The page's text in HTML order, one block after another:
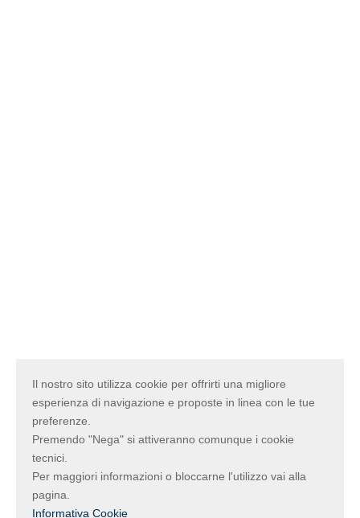
Il nostro sito utilizza cookie per offrirti una migliore
esperienza di navigazione e proposte in linea con le tue
preferenze.
Premendo "Nega" si attiveranno comunque i cookie
tecnici.
Per maggiori informazioni o bloccarne l'utilizzo vai alla
pagina.
Informativa Cookie